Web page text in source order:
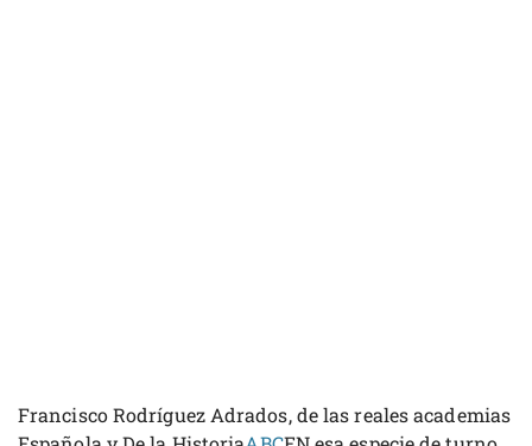
Francisco Rodríguez Adrados, de las reales academias